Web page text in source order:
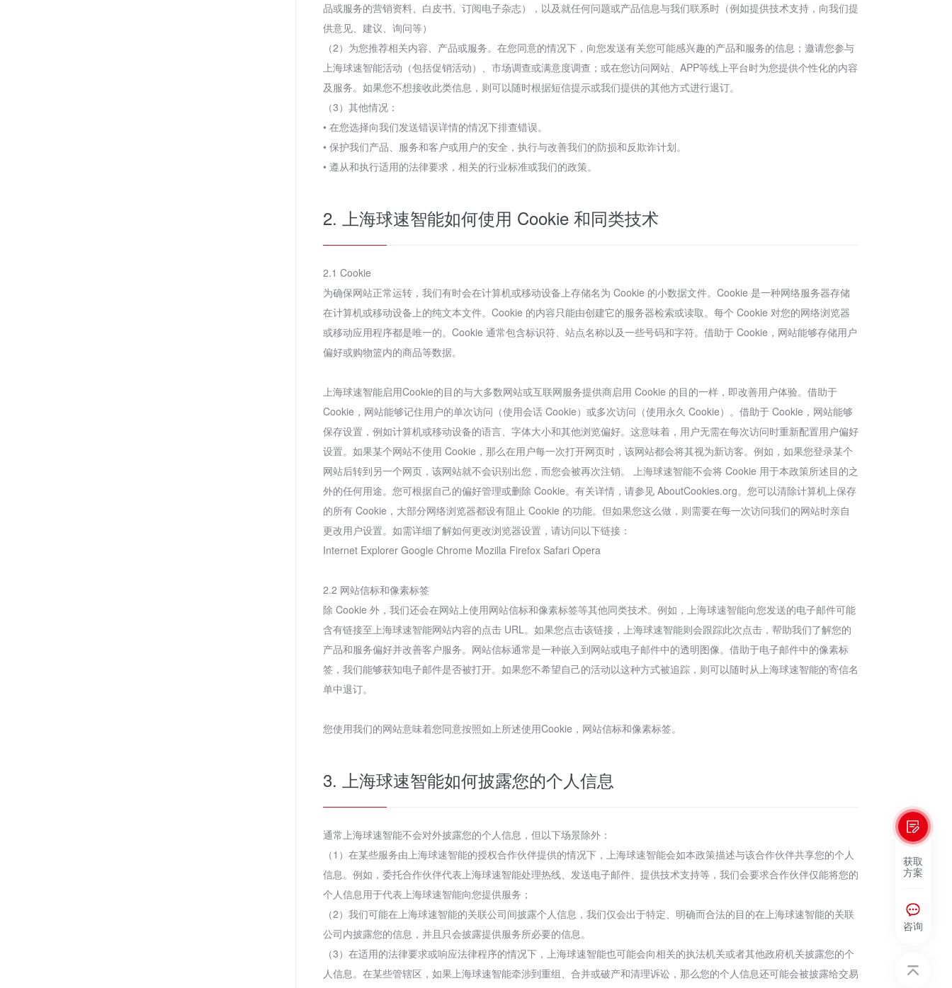
品或服务的营销资料、白皮书、订阅电子杂志），以及就任何问题或产品信息与我们联系时（例如提供技术支持，向我们提
供意见、建议、询问等）
（2）为您推荐相关内容、产品或服务。在您同意的情况下，向您发送有关您可能感兴趣的产品和服务的信息；邀请您参与
上海球速智能活动（包括促销活动）、市场调查或满意度调查；或在您访问网站、APP等线上平台时为您提供个性化的内容
及服务。如果您不想接收此类信息，则可以随时根据短信提示或我们提供的其他方式进行退订。
（3）其他情况：
• 在您选择向我们发送错误详情的情况下排查错误。
• 保护我们产品、服务和客户或用户的安全，执行与改善我们的防损和反欺诈计划。
• 遵从和执行适用的法律要求，相关的行业标准或我们的政策。
2. 上海球速智能如何使用 Cookie 和同类技术
2.1 Cookie
为确保网站正常运转，我们有时会在计算机或移动设备上存储名为 Cookie 的小数据文件。Cookie 是一种网络服务器存储
在计算机或移动设备上的纯文本文件。Cookie 的内容只能由创建它的服务器检索或读取。每个 Cookie 对您的网络浏览器
或移动应用程序都是唯一的。Cookie 通常包含标识符、站点名称以及一些号码和字符。借助于 Cookie，网站能够存储用户
偏好或购物篮内的商品等数据。
上海球速智能启用Cookie的目的与大多数网站或互联网服务提供商启用 Cookie 的目的一样，即改善用户体验。借助于
Cookie，网站能够记住用户的单次访问（使用会话 Cookie）或多次访问（使用永久 Cookie）。借助于 Cookie，网站能够
保存设置，例如计算机或移动设备的语言、字体大小和其他浏览偏好。这意味着，用户无需在每次访问时重新配置用户偏好
设置。如果某个网站不使用 Cookie，那么在用户每一次打开网页时，该网站都会将其视为新访客。例如，如果您登录某个
网站后转到另一个网页，该网站就不会识别出您，而您会被再次注销。 上海球速智能不会将 Cookie 用于本政策所述目的之
外的任何用途。您可根据自己的偏好管理或删除 Cookie。有关详情，请参见 AboutCookies.org。您可以清除计算机上保存
的所有 Cookie，大部分网络浏览器都设有阻止 Cookie 的功能。但如果您这么做，则需要在每一次访问我们的网站时亲自
更改用户设置。如需详细了解如何更改浏览器设置，请访问以下链接：
Internet Explorer Google Chrome Mozilla Firefox Safari Opera
2.2 网站信标和像素标签
除 Cookie 外，我们还会在网站上使用网站信标和像素标签等其他同类技术。例如，上海球速智能向您发送的电子邮件可能
含有链接至上海球速智能网站内容的点击 URL。如果您点击该链接，上海球速智能则会跟踪此次点击，帮助我们了解您的
产品和服务偏好并改善客户服务。网站信标通常是一种嵌入到网站或电子邮件中的透明图像。借助于电子邮件中的像素标
签，我们能够获知电子邮件是否被打开。如果您不希望自己的活动以这种方式被追踪，则可以随时从上海球速智能的寄信名
单中退订。
您使用我们的网站意味着您同意按照如上所述使用Cookie，网站信标和像素标签。
3. 上海球速智能如何披露您的个人信息
通常上海球速智能不会对外披露您的个人信息，但以下场景除外：
（1）在某些服务由上海球速智能的授权合作伙伴提供的情况下，上海球速智能会如本政策描述与该合作伙伴共享您的个人
信息。例如，委托合作伙伴代表上海球速智能处理热线、发送电子邮件、提供技术支持等，我们会要求合作伙伴仅能将您的
个人信息用于代表上海球速智能向您提供服务；
（2）我们可能在上海球速智能的关联公司间披露个人信息，我们仅会出于特定、明确而合法的目的在上海球速智能的关联
公司内披露您的信息，并且只会披露提供服务所必要的信息。
（3）在适用的法律要求或响应法律程序的情况下，上海球速智能也可能会向相关的执法机关或者其他政府机关披露您的个
人信息。在某些管辖区，如果上海球速智能牵涉到重组、合并或破产和清理诉讼，那么您的个人信息还可能会被披露给交易
获取
方案
咨询